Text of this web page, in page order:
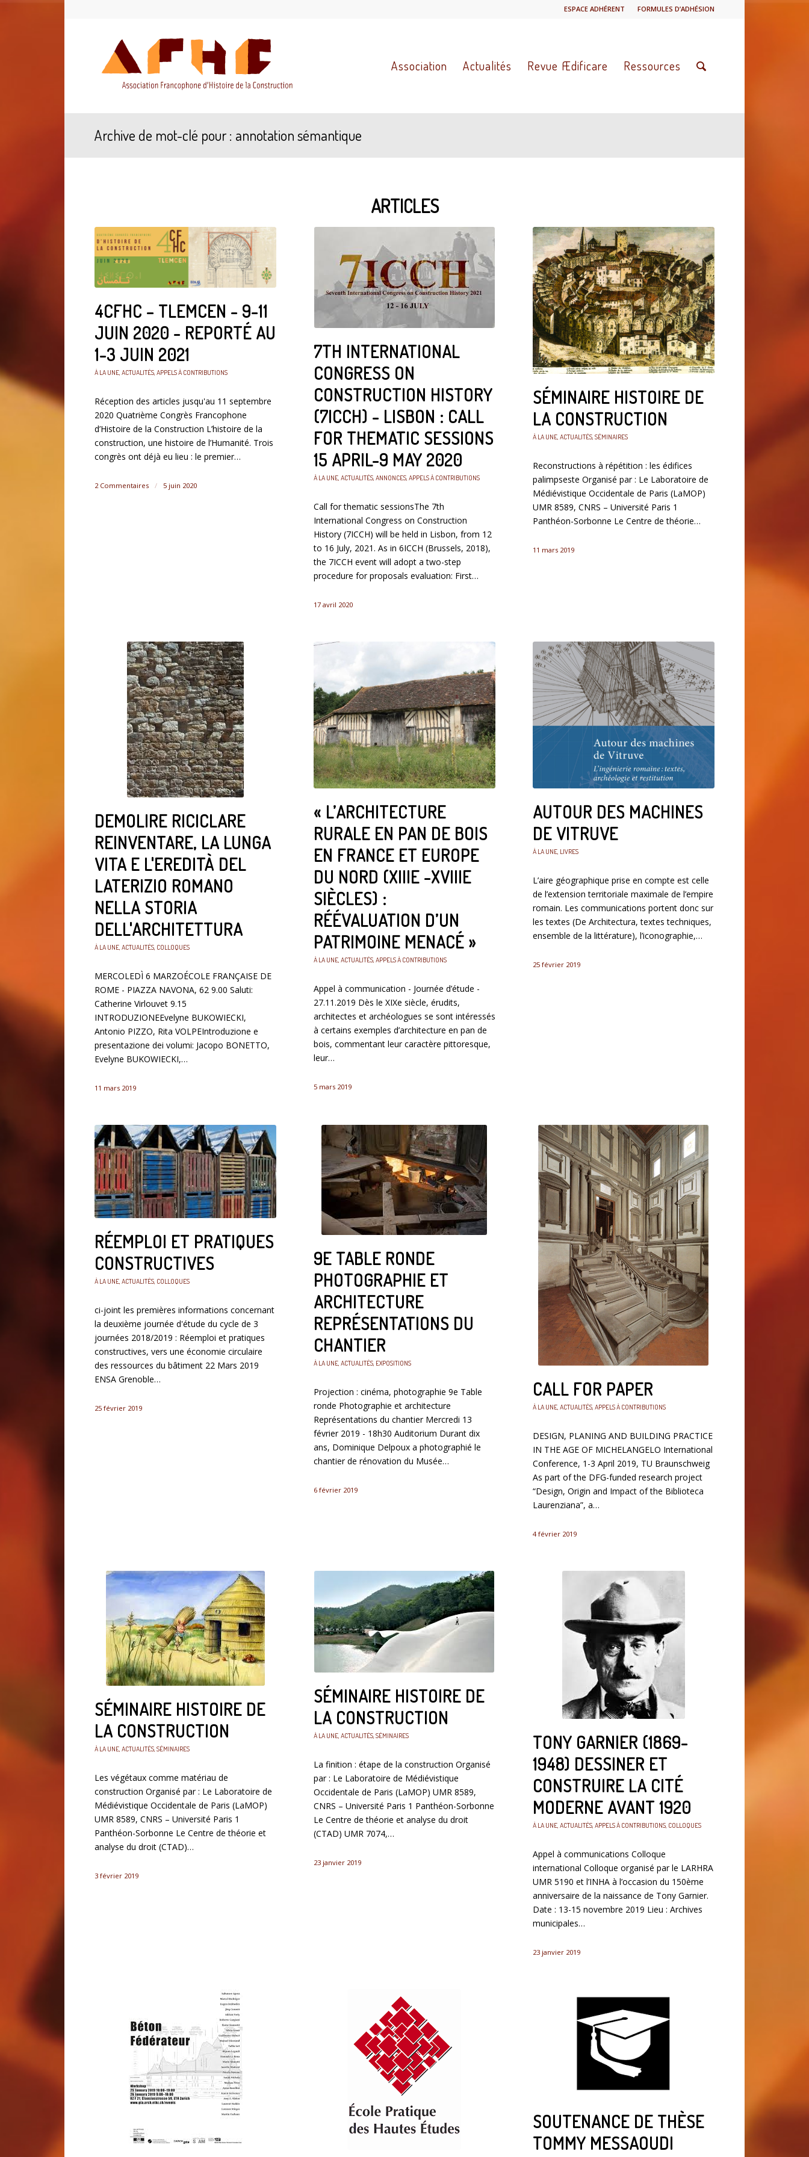
ESPACE ADHÉRENT FORMULES D’ADHÉSION
Association Actualités Revue Ædificare Ressources
Archive de mot-clé pour : annotation sémantique
ARTICLES
4CFHC – TLEMCEN - 9-11
JUIN 2020 - REPORTÉ AU
1-3 JUIN 2021
À LA UNE ACTUALITÉS APPELS À CONTRIBUTIONS
Réception des articles jusqu'au 11 septembre
2020 Quatrième Congrès Francophone
d’Histoire de la Construction L’histoire de la
construction, une histoire de l’Humanité. Trois
congrès ont déjà eu lieu : le premier…
2 Commentaires / 5 juin 2020
7TH INTERNATIONAL
CONGRESS ON
CONSTRUCTION HISTORY
(7ICCH) - LISBON : CALL
FOR THEMATIC SESSIONS
15 APRIL-9 MAY 2020
À LA UNE, ACTUALITÉS, ANNONCES, APPELS À CONTRIBUTIONS
Call for thematic sessionsThe 7th
International Congress on Construction
History (7ICCH) will be held in Lisbon, from 12
to 16 July, 2021. As in 6ICCH (Brussels, 2018),
the 7ICCH event will adopt a two-step
procedure for proposals evaluation: First…
17 avril 2020
SÉMINAIRE HISTOIRE DE
LA CONSTRUCTION
À LA UNE, ACTUALITÉS, SÉMINAIRES
Reconstructions à répétition : les édifices
palimpseste Organisé par : Le Laboratoire de
Médiévistique Occidentale de Paris (LaMOP)
UMR 8589, CNRS – Université Paris 1
Panthéon-Sorbonne Le Centre de théorie…
11 mars 2019
DEMOLIRE RICICLARE
REINVENTARE, LA LUNGA
VITA E L'EREDITÀ DEL
LATERIZIO ROMANO
NELLA STORIA
DELL'ARCHITETTURA
À LA UNE, ACTUALITÉS, COLLOQUES
MERCOLEDÌ 6 MARZOÉCOLE FRANÇAISE DE
ROME - PIAZZA NAVONA, 62 9.00 Saluti:
Catherine Virlouvet 9.15
INTRODUZIONEEvelyne BUKOWIECKI,
Antonio PIZZO, Rita VOLPEIntroduzione e
presentazione dei volumi: Jacopo BONETTO,
Evelyne BUKOWIECKI,…
11 mars 2019
« L’ARCHITECTURE
RURALE EN PAN DE BOIS
EN FRANCE ET EUROPE
DU NORD (XIIIE -XVIIIE
SIÈCLES) :
RÉÉVALUATION D’UN
PATRIMOINE MENACÉ »
À LA UNE, ACTUALITÉS, APPELS À CONTRIBUTIONS
Appel à communication - Journée d’étude -
27.11.2019 Dès le XIXe siècle, érudits,
architectes et archéologues se sont intéressés
à certains exemples d’architecture en pan de
bois, commentant leur caractère pittoresque,
leur…
5 mars 2019
AUTOUR DES MACHINES
DE VITRUVE
À LA UNE, LIVRES
L’aire géographique prise en compte est celle
de l’extension territoriale maximale de l’empire
romain. Les communications portent donc sur
les textes (De Architectura, textes techniques,
ensemble de la littérature), l’iconographie,…
25 février 2019
RÉEMPLOI ET PRATIQUES
CONSTRUCTIVES
À LA UNE, ACTUALITÉS, COLLOQUES
ci-joint les premières informations concernant
la deuxième journée d'étude du cycle de 3
journées 2018/2019 : Réemploi et pratiques
constructives, vers une économie circulaire
des ressources du bâtiment 22 Mars 2019
ENSA Grenoble…
25 février 2019
9E TABLE RONDE
PHOTOGRAPHIE ET
ARCHITECTURE
REPRÉSENTATIONS DU
CHANTIER
À LA UNE, ACTUALITÉS, EXPOSITIONS
Projection : cinéma, photographie 9e Table
ronde Photographie et architecture
Représentations du chantier Mercredi 13
février 2019 - 18h30 Auditorium Durant dix
ans, Dominique Delpoux a photographié le
chantier de rénovation du Musée…
6 février 2019
CALL FOR PAPER
À LA UNE, ACTUALITÉS, APPELS À CONTRIBUTIONS
DESIGN, PLANING AND BUILDING PRACTICE
IN THE AGE OF MICHELANGELO International
Conference, 1-3 April 2019, TU Braunschweig
As part of the DFG-funded research project
“Design, Origin and Impact of the Biblioteca
Laurenziana”, a…
4 février 2019
SÉMINAIRE HISTOIRE DE
LA CONSTRUCTION
À LA UNE, ACTUALITÉS, SÉMINAIRES
Les végétaux comme matériau de
construction Organisé par : Le Laboratoire de
Médiévistique Occidentale de Paris (LaMOP)
UMR 8589, CNRS – Université Paris 1
Panthéon-Sorbonne Le Centre de théorie et
analyse du droit (CTAD)…
3 février 2019
SÉMINAIRE HISTOIRE DE
LA CONSTRUCTION
À LA UNE, ACTUALITÉS, SÉMINAIRES
La finition : étape de la construction Organisé
par : Le Laboratoire de Médiévistique
Occidentale de Paris (LaMOP) UMR 8589,
CNRS – Université Paris 1 Panthéon-Sorbonne
Le Centre de théorie et analyse du droit
(CTAD) UMR 7074,…
23 janvier 2019
TONY GARNIER (1869-
1948) DESSINER ET
CONSTRUIRE LA CITÉ
MODERNE AVANT 1920
À LA UNE, ACTUALITÉS, APPELS À CONTRIBUTIONS, COLLOQUES
Appel à communications Colloque
international Colloque organisé par le LARHRA
UMR 5190 et l’INHA à l’occasion du 150ème
anniversaire de la naissance de Tony Garnier.
Date : 13-15 novembre 2019 Lieu : Archives
municipales…
23 janvier 2019
SOUTENANCE DE THÈSE
TOMMY MESSAOUDI